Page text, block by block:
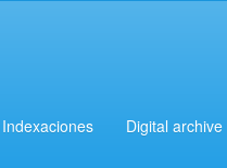
Indexaciones Digital